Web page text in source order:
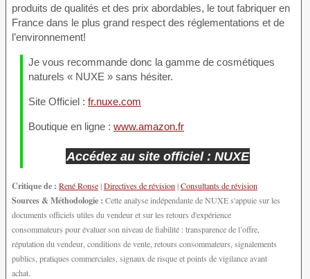
produits de qualités et des prix abordables, le tout fabriquer en
France dans le plus grand respect des réglementations et de
l’environnement!
Je vous recommande donc la gamme de cosmétiques
naturels « NUXE » sans hésiter.
Site Officiel : fr.nuxe.com
Boutique en ligne : www.amazon.fr
Accédez au site officiel : NUXE
Critique de : René Ronse|Directives de révision|Consultants de révision
Sources & Méthodologie : Cette analyse indépendante de NUXE s'appuie sur les
documents officiels utiles du vendeur et sur les retours d'expérience
consommateurs pour évaluer son niveau de fiabilité : transparence de l’offre,
réputation du vendeur, conditions de vente, retours consommateurs, signalements
publics, pratiques commerciales, signaux de risque et points de vigilance avant
achat.